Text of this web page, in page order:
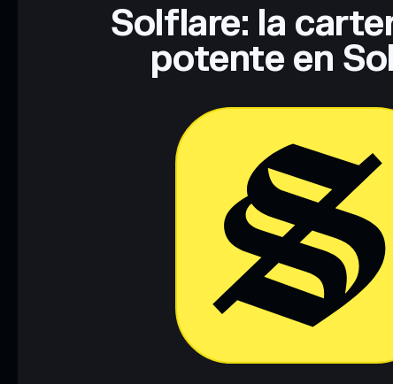
Solflare: la
potente en